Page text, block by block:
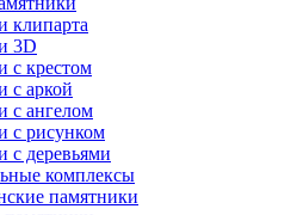
клипарта
3D
с крестом
с аркой
с ангелом
с рисунком
с деревьями
комплексы
памятники